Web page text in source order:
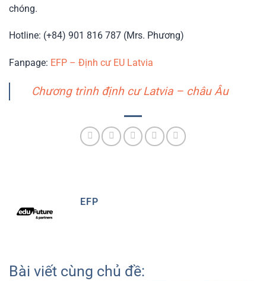
chóng.
Hotline: (+84) 901 816 787 (Mrs. Phương)
Fanpage: EFP – Định cư EU Latvia
Chương trình định cư Latvia – châu Âu
EFP
Bài viết cùng chủ đề: